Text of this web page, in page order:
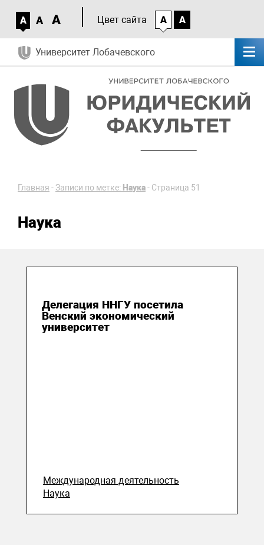
A A A Цвет сайта A A
Университет Лобачевского
Главная -Записи по метке: Наука- Страница 51
Наука
Делегация ННГУ посетила
Венский экономический
университет
Международная деятельность
Наука